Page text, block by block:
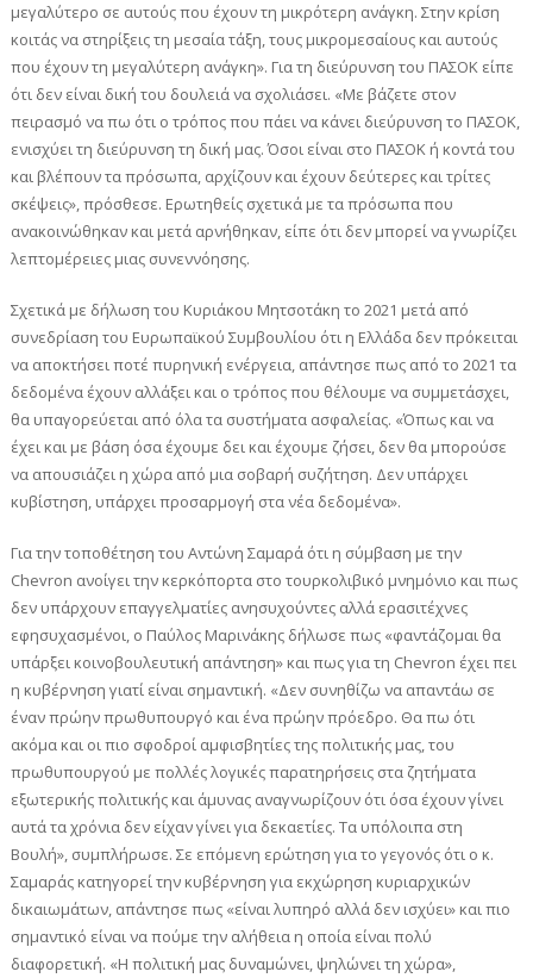
μεγαλύτερο σε αυτούς που έχουν τη μικρότερη ανάγκη. Στην κρίση
κοιτάς να στηρίξεις τη μεσαία τάξη, τους μικρομεσαίους και αυτούς
που έχουν τη μεγαλύτερη ανάγκη». Για τη διεύρυνση του ΠΑΣΟΚ είπε
ότι δεν είναι δική του δουλειά να σχολιάσει. «Με βάζετε στον
πειρασμό να πω ότι ο τρόπος που πάει να κάνει διεύρυνση το ΠΑΣΟΚ,
ενισχύει τη διεύρυνση τη δική μας. Όσοι είναι στο ΠΑΣΟΚ ή κοντά του
και βλέπουν τα πρόσωπα, αρχίζουν και έχουν δεύτερες και τρίτες
σκέψεις», πρόσθεσε. Ερωτηθείς σχετικά με τα πρόσωπα που
ανακοινώθηκαν και μετά αρνήθηκαν, είπε ότι δεν μπορεί να γνωρίζει
λεπτομέρειες μιας συνεννόησης.
Σχετικά με δήλωση του Κυριάκου Μητσοτάκη το 2021 μετά από
συνεδρίαση του Ευρωπαϊκού Συμβουλίου ότι η Ελλάδα δεν πρόκειται
να αποκτήσει ποτέ πυρηνική ενέργεια, απάντησε πως από το 2021 τα
δεδομένα έχουν αλλάξει και ο τρόπος που θέλουμε να συμμετάσχει,
θα υπαγορεύεται από όλα τα συστήματα ασφαλείας. «Όπως και να
έχει και με βάση όσα έχουμε δει και έχουμε ζήσει, δεν θα μπορούσε
να απουσιάζει η χώρα από μια σοβαρή συζήτηση. Δεν υπάρχει
κυβίστηση, υπάρχει προσαρμογή στα νέα δεδομένα».
Για την τοποθέτηση του Αντώνη Σαμαρά ότι η σύμβαση με την
Chevron ανοίγει την κερκόπορτα στο τουρκολιβικό μνημόνιο και πως
δεν υπάρχουν επαγγελματίες ανησυχούντες αλλά ερασιτέχνες
εφησυχασμένοι, ο Παύλος Μαρινάκης δήλωσε πως «φαντάζομαι θα
υπάρξει κοινοβουλευτική απάντηση» και πως για τη Chevron έχει πει
η κυβέρνηση γιατί είναι σημαντική. «Δεν συνηθίζω να απαντάω σε
έναν πρώην πρωθυπουργό και ένα πρώην πρόεδρο. Θα πω ότι
ακόμα και οι πιο σφοδροί αμφισβητίες της πολιτικής μας, του
πρωθυπουργού με πολλές λογικές παρατηρήσεις στα ζητήματα
εξωτερικής πολιτικής και άμυνας αναγνωρίζουν ότι όσα έχουν γίνει
αυτά τα χρόνια δεν είχαν γίνει για δεκαετίες. Τα υπόλοιπα στη
Βουλή», συμπλήρωσε. Σε επόμενη ερώτηση για το γεγονός ότι ο κ.
Σαμαράς κατηγορεί την κυβέρνηση για εκχώρηση κυριαρχικών
δικαιωμάτων, απάντησε πως «είναι λυπηρό αλλά δεν ισχύει» και πιο
σημαντικό είναι να πούμε την αλήθεια η οποία είναι πολύ
διαφορετική. «Η πολιτική μας δυναμώνει, ψηλώνει τη χώρα»,